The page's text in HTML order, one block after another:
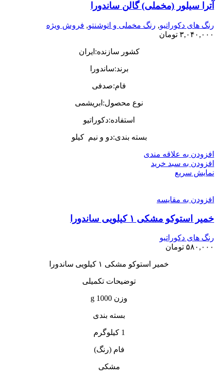
آترا سیلور (مخملی) گالن ساندورا
رنگ های دکوراتیو, رنگ مخملی و اتوشنتو, فروش ویژه
۳,۰۴۰,۰۰۰ تومان
کشور سازنده:ایران
برند:ساندورا
فام:صدفی
نوع محصول:ابریشمی
استفاده:دکوراتیو
بسته بندی:دو و نیم کیلو
افزودن به علاقه مندی
افزودن به سبد خرید
نمایش سریع
افزودن به مقایسه
خمیر استوکو مشکی ۱ کیلویی ساندورا
رنگ های دکوراتیو
۵۸۰,۰۰۰ تومان
خمیر استوکو مشکی ۱ کیلویی ساندورا
توضیحات تکمیلی
وزن 1000 g
بسته بندی
1 کیلوگرم
فام (رنگ)
مشکی